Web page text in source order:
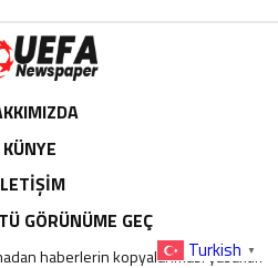
МЕРОПРИЯТИЯ ДЛЯ
МОЛОДЫХ СПЕЦИАЛИСТОВ
KÜNYE
GÖRÜNÜME GEÇ
haberlerin kopyalanması yasaktır.
Turkish ▼